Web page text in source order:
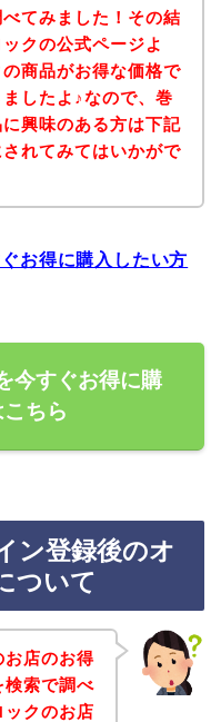
てみました！その結
クの公式ページよ
商品がお得な価格で
したよ♪なので、巻
興味のある方は下記
れてみてはいかがで
お得に購入したい方
今すぐお得に購
ちら
ン登録後のオ
ついて
お店のお得
検索で調べ
クのお店